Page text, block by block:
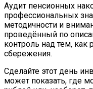
Аудит пенсионных
профессиональных
методичности и
проведённый по
контроль над тем,
сбережения.
Сделайте этот день
может показать, где